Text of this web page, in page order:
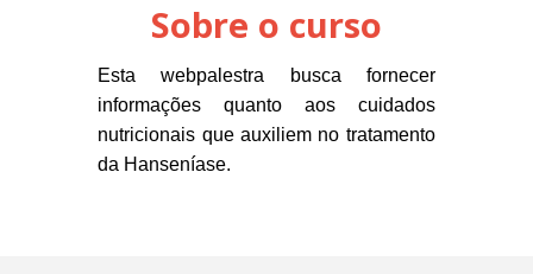
Sobre o curso
Esta webpalestra busca fornecer
informações quanto aos cuidados
nutricionais que auxiliem no tratamento
da Hanseníase.